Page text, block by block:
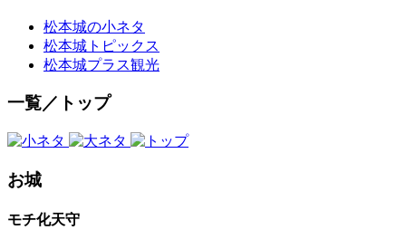
松本城の小ネタ
松本城トピックス
松本城プラス観光
一覧／トップ
お城
モチ化天守